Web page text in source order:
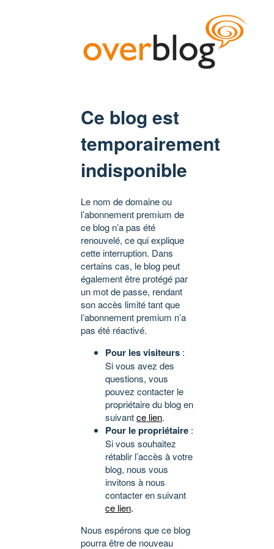
Ce blog est
temporairement
indisponible
Le nom de domaine ou
l’abonnement premium de
ce blog n’a pas été
renouvelé, ce qui explique
cette interruption. Dans
certains cas, le blog peut
également être protégé par
un mot de passe, rendant
son accès limité tant que
l’abonnement premium n’a
pas été réactivé.
Pour les visiteurs :
Si vous avez des
questions, vous
pouvez contacter le
propriétaire du blog en
suivantce lien.
Pour le propriétaire :
Si vous souhaitez
rétablir l’accès à votre
blog, nous vous
invitons à nous
contacter en suivant
ce lien.
Nous espérons que ce blog
pourra être de nouveau